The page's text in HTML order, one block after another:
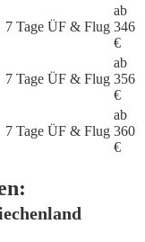
7 Tage ÜF & Flug
ab
346
€
7 Tage ÜF & Flug
ab
356
€
7 Tage ÜF & Flug
ab
360
€